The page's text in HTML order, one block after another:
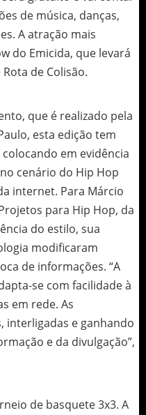
de música, danças,
A atração mais
do Emicida, que levará
de Colisão.
que é realizado pela
esta edição tem
em evidência
cenário do Hip Hop
internet. Para Márcio
para Hip Hop, da
do estilo, sua
modificaram
de informações. “A
se com facilidade à
em rede. As
interligadas e ganhando
e da divulgação”,
de basquete 3x3. A